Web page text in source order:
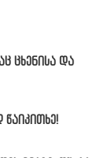
ცხენისა და